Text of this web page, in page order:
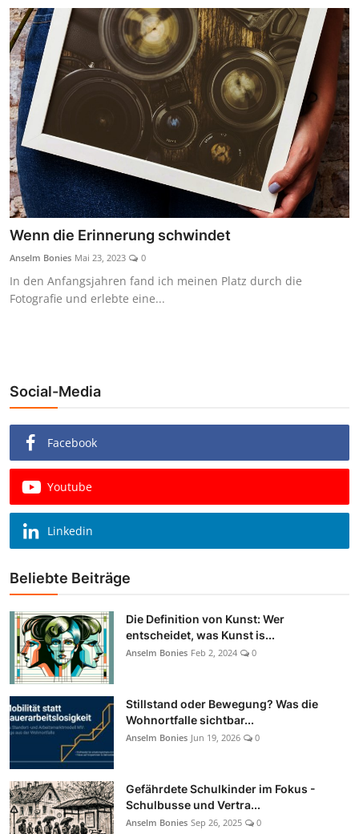
Wenn die Erinnerung schwindet
Anselm Bonies Mai 23, 2023 0
In den Anfangsjahren fand ich meinen Platz durch die
Fotografie und erlebte eine...
Social-Media
Facebook
Youtube
Linkedin
Beliebte Beiträge
Die Definition von Kunst: Wer
entscheidet, was Kunst is...
Anselm Bonies Feb 2, 2024 0
Stillstand oder Bewegung? Was die
Wohnortfalle sichtbar...
Anselm Bonies Jun 19, 2026 0
Gefährdete Schulkinder im Fokus -
Schulbusse und Vertra...
Anselm Bonies Sep 26, 2025 0